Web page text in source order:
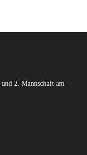
2. Mannschaft am